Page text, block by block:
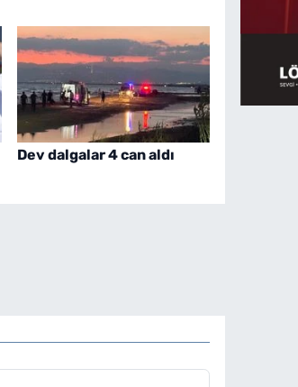
Dev dalgalar 4 can aldı